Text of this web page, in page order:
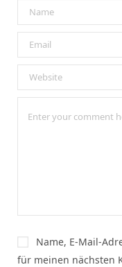
Name, E-Mail-
für meinen nächsten